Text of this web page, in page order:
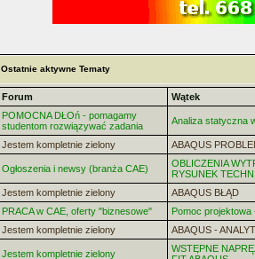
Ostatnie aktywne Tematy
Forum
Wątek
POMOCNA DŁOń - pomagamy
studentom rozwiązywać zadania
Analiza statyczna
Jestem kompletnie zielony ABAQUS
Ogłoszenia i newsy (branża CAE)
OBLICZENIA
RYSUNEK
Jestem kompletnie zielony
ABAQUS BŁĄD
PRACA w CAE, oferty "biznesowe"
Pomoc projektowa
Jestem kompletnie zielony
ABAQUS -
Jestem kompletnie zielony
WSTĘPNE